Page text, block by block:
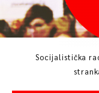
Socijalistička